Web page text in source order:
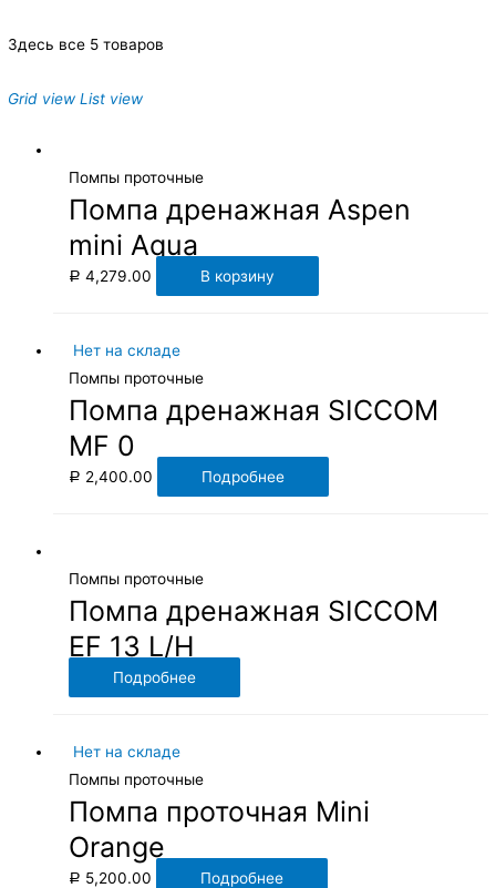
Здесь все 5 товаров
Grid view List view
Помпы проточные
Помпа дренажная Aspen
mini Aqua
Р 4,279.00 В корзину
Нет на складе
Помпы проточные
Помпа дренажная SICCOM
MF 0
Р 2,400.00 Подробнее
Помпы проточные
Помпа дренажная SICCOM
EF 13 L/H
Подробнее
Нет на складе
Помпы проточные
Помпа проточная Mini
Orange
Р 5,200.00 Подробнее